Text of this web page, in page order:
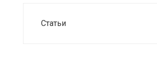
Статьи